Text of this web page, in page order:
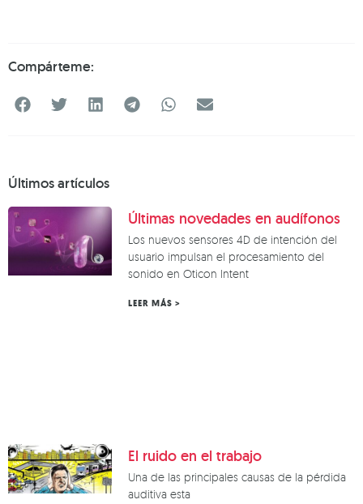
Compárteme:
Últimos artículos
Últimas novedades en audífonos
Los nuevos sensores 4D de intención del
usuario impulsan el procesamiento del
sonido en Oticon Intent
LEER MÁS >
El ruido en el trabajo
Una de las principales causas de la pérdida
auditiva esta